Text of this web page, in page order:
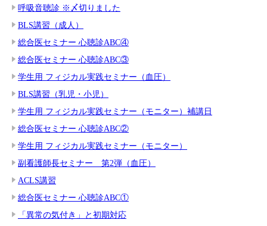
呼吸音聴診 ※〆切りました
BLS講習（成人）
総合医セミナー 心聴診ABC④
総合医セミナー 心聴診ABC③
学生用 フィジカル実践セミナー（血圧）
BLS講習（乳児・小児）
学生用 フィジカル実践セミナー（モニター）補講日
総合医セミナー 心聴診ABC②
学生用 フィジカル実践セミナー（モニター）
副看護師長セミナー 第2弾（血圧）
ACLS講習
総合医セミナー 心聴診ABC①
「異常の気付き」と初期対応